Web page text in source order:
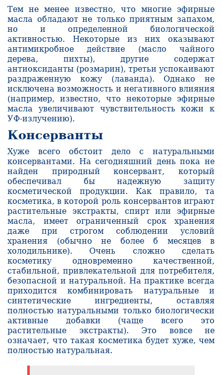
Тем не менее известно, что многие эфирные
масла обладают не только приятным запахом,
но и определенной биологической
активностью. Некоторые из них оказывают
антимикробное действие (масло чайного
дерева, пихты), другие со­держат
антиоксиданты (розмарин), третьи успокаивают
раздраженную кожу (лаванда). Однако не
исключена возможность и негативного влияния
(например, из­вестно, что некоторые эфирные
масла увеличивают чувствительность кожи к
УФ-излучению).
Консерванты
Хуже всего обстоит дело с натуральными
консервантами. На сегодняшний день пока не
найден природный консервант, который
обеспечивал бы надежную защиту
косметической продукции. Как правило, та
косметика, в которой роль консервантов играют
растительные экстракты, спирт или эфирные
масла, имеет ограниченный срок хранения
даже при строгом соблюдении условий
хранения (обычно не более б месяцев в
холодильнике). Очень сложно сде­лать
косметику одновременно качественной,
стабильной, привлекательной для потре­бителя,
безопасной и натуральной. На практике всегда
приходится комбинировать натуральные и
синтетические ингредиенты, оставляя
полностью натуральными только биологически
активные добавки (чаще всего это
растительные экстракты). Это вовсе не
означает, что такая косметика будет хуже, чем
полностью натуральная.